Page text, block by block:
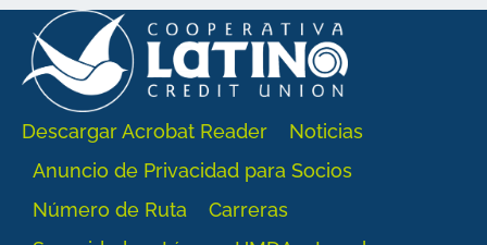
Descargar Acrobat Reader
Noticias
Anuncio de Privacidad para Socios
Número de Ruta
Carreras